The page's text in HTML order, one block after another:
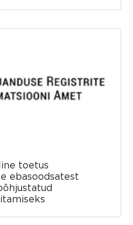
toetus
ebasoodsatest